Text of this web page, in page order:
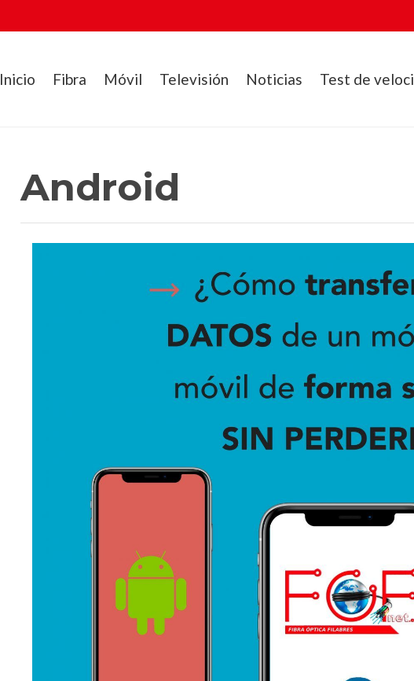
Inicio Fibra Móvil Televisión Noticias Test de
Android